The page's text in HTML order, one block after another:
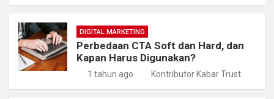
DIGITAL MARKETING
Perbedaan CTA Soft dan Hard, dan
Kapan Harus Digunakan?
1 tahun ago Kontributor Kabar Trust